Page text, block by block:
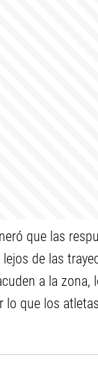
que las
de las
a la
que los